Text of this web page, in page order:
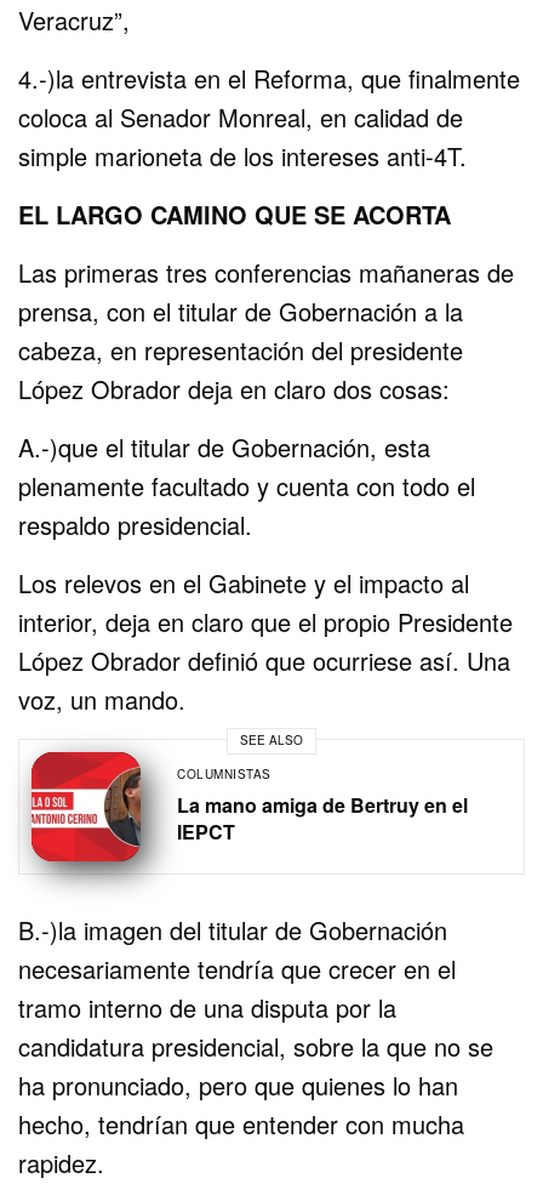
Veracruz”,
4.-)la entrevista en el Reforma, que finalmente
coloca al Senador Monreal, en calidad de
simple marioneta de los intereses anti-4T.
EL LARGO CAMINO QUE SE ACORTA
Las primeras tres conferencias mañaneras de
prensa, con el titular de Gobernación a la
cabeza, en representación del presidente
López Obrador deja en claro dos cosas:
A.-)que el titular de Gobernación, esta
plenamente facultado y cuenta con todo el
respaldo presidencial.
Los relevos en el Gabinete y el impacto al
interior, deja en claro que el propio Presidente
López Obrador definió que ocurriese así. Una
voz, un mando.
SEE ALSO
COLUMNISTAS
La mano amiga de Bertruy en el
IEPCT
B.-)la imagen del titular de Gobernación
necesariamente tendría que crecer en el
tramo interno de una disputa por la
candidatura presidencial, sobre la que no se
ha pronunciado, pero que quienes lo han
hecho, tendrían que entender con mucha
rapidez.